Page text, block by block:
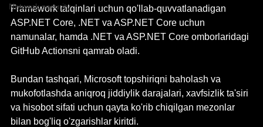
Network security
Framework talqinlari uchun qo'llab-quvvatlanadigan
ASP.NET Core, .NET va ASP.NET Core uchun
namunalar, hamda .NET va ASP.NET Core omborlaridagi
GitHub Actionsni qamrab oladi.
Bundan tashqari, Microsoft topshiriqni baholash va
mukofotlashda aniqroq jiddiylik darajalari, xavfsizlik ta'siri
va hisobot sifati uchun qayta ko'rib chiqilgan mezonlar
bilan bog'liq o'zgarishlar kiritdi.